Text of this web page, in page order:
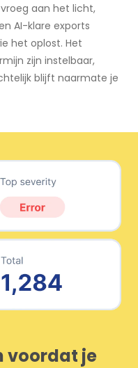
aan het licht,
AI-klare exports
het oplost. Het
zijn instelbaar,
blijft naarmate je
voordat je